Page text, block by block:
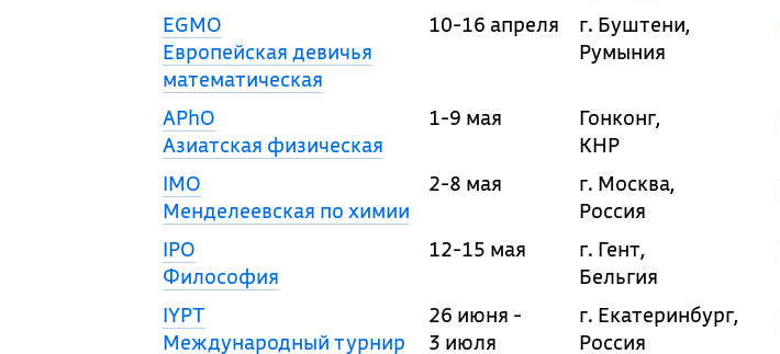
EGMO
Европейская девичья
математическая
10-16 апреля
г. Буштени,
Румыния
APhO
Азиатская физическая
1-9 мая
Гонконг,
КНР
IMO
Менделеевская по химии
2-8 мая
г. Москва,
Россия
IPO
Философия
12-15 мая
г. Гент,
Бельгия
IYPT
Международный турнир
26 июня -
3 июля
г. Екатеринбург,
Россия